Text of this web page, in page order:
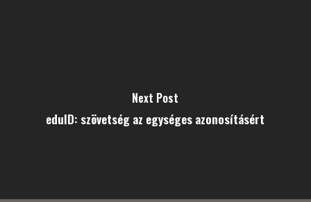
Next Post
eduID: szövetség az egységes azonosításért